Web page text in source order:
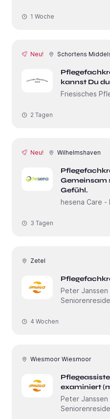
1 Woche
Neu! Schortens
kannst Du
Friesisches
2 Tagen
Neu! Wilhelmshaven
Gemeinsam
Gefühl.
hesena Care -
3 Tagen
Zetel
Peter Janssen
4 Wochen
Wiesmoor Wiesmoor
examiniert
Peter Janssen